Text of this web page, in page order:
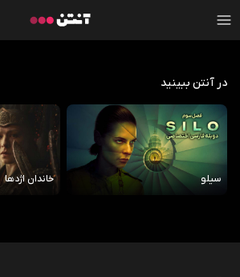
در آنتن ببینید
سیلو خاندان اژدها